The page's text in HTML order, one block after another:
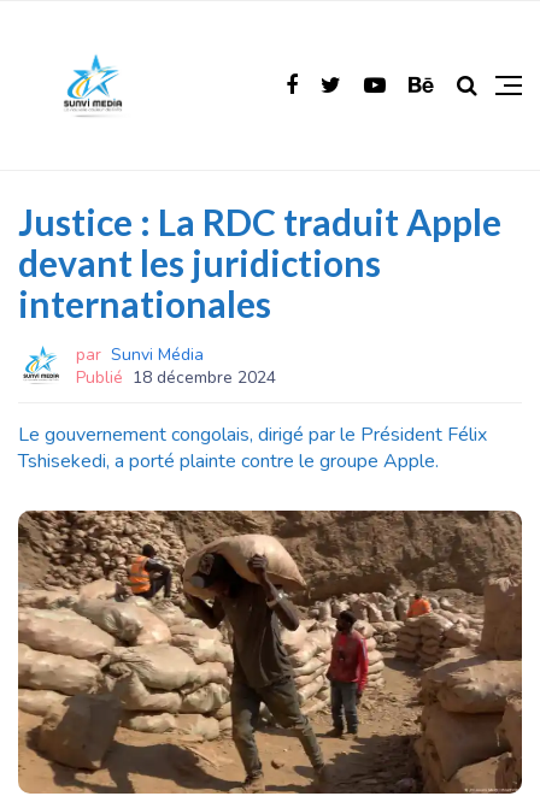
Justice : La RDC traduit Apple
devant les juridictions
internationales
par Sunvi Média
Publié 18 décembre 2024
Le gouvernement congolais, dirigé par le Président Félix
Tshisekedi, a porté plainte contre le groupe Apple.